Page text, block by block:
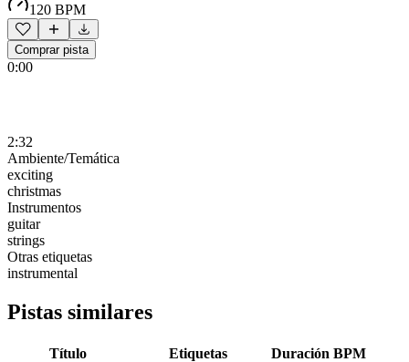
120 BPM
Comprar pista
0:00
2:32
Ambiente/Temática
exciting
christmas
Instrumentos
guitar
strings
Otras etiquetas
instrumental
Pistas similares
Título Etiquetas Duración BPM